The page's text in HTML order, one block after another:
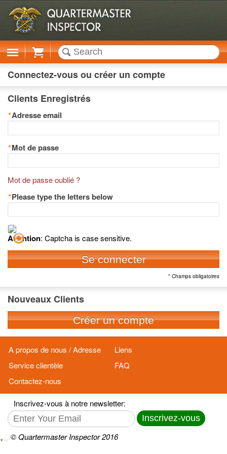
Cart
Connectez-vous ou créer un compte
Clients Enregistrés
*Adresse email
*Mot de passe
Mot de passe oublié ?
*Please type the letters below
Attention: Captcha is case sensitive.
Se connecter
* Champs obligatoires
Nouveaux Clients
Créer un compte
A propos de nous / Adresse
Liens
Service clientèle
FAQ
Contactez-nous
Inscrivez-vous à notre newsletter:
Inscrivez-vous
© Quartermaster Inspector 2016